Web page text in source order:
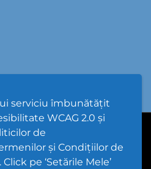
serviciu îmbunătățit
WCAG 2.0 și
de
și Condițiilor de
pe ‘Setările Mele’